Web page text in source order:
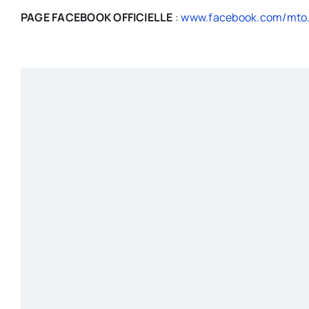
PAGE FACEBOOK OFFICIELLE :www.facebook.com/